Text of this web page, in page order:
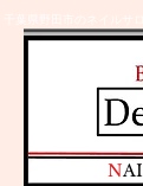
千葉県野田市のネイルサ
​N